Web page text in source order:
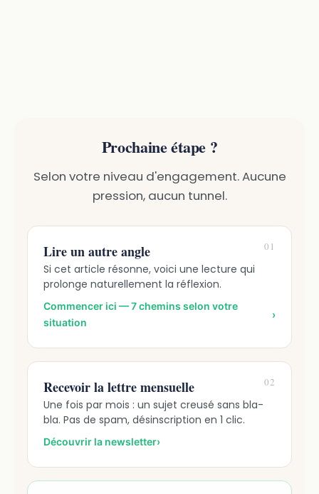
Prochaine étape ?
Selon votre niveau d'engagement. Aucune
pression, aucun tunnel.
01
Lire un autre angle
Si cet article résonne, voici une lecture qui
prolonge naturellement la réflexion.
Commencer ici — 7 chemins selon votre
situation
›
02
Recevoir la lettre mensuelle
Une fois par mois : un sujet creusé sans bla-
bla. Pas de spam, désinscription en 1 clic.
Découvrir la newsletter›